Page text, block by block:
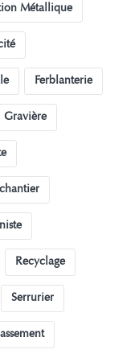
Métallique
Ferblanterie
Gravière
Recyclage
Serrurier